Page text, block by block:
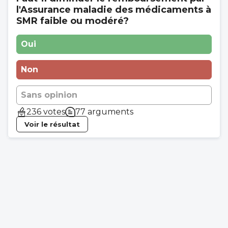
l'Assurance maladie des médicaments à
SMR faible ou modéré?
Oui
Non
Sans opinion
236 votes
77 arguments
Voir le résultat